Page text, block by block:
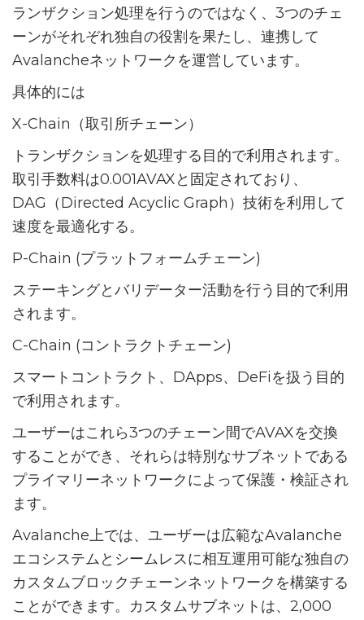
ランザクション処理を行うのではなく、3つのチェ
ーンがそれぞれ独自の役割を果たし、連携して
Avalancheネットワークを運営しています。
具体的には
X-Chain（取引所チェーン）
トランザクションを処理する目的で利用されます。
取引手数料は0.001AVAXと固定されており、
DAG（Directed Acyclic Graph）技術を利用して
速度を最適化する。
P-Chain (プラットフォームチェーン)
ステーキングとバリデーター活動を行う目的で利用
されます。
C-Chain (コントラクトチェーン)
スマートコントラクト、DApps、DeFiを扱う目的
で利用されます。
ユーザーはこれら3つのチェーン間でAVAXを交換
することができ、それらは特別なサブネットである
プライマリーネットワークによって保護・検証され
ます。
Avalanche上では、ユーザーは広範なAvalanche
エコシステムとシームレスに相互運用可能な独自の
カスタムブロックチェーンネットワークを構築する
ことができます。カスタムサブネットは、2,000